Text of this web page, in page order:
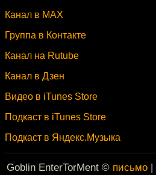
Канал в MAX
Группа в Контакте
Канал на Rutube
Канал в Дзен
Видео в iTunes Store
Подкаст в iTunes Store
Подкаст в Яндекс.Музыка
Goblin EnterTorMent © письмо |